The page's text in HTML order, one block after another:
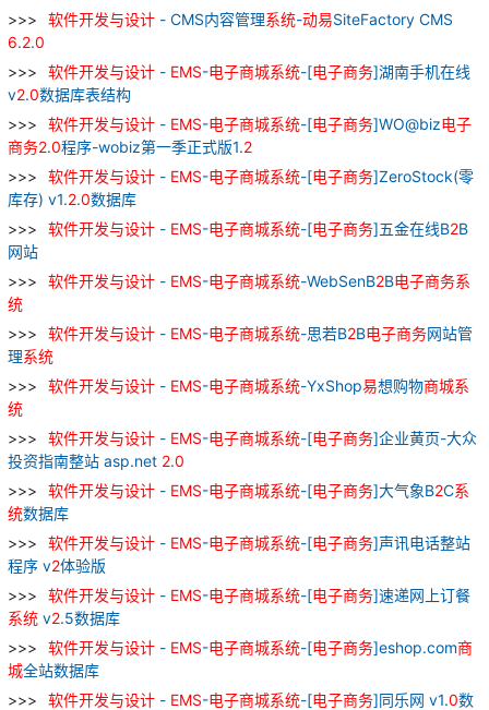
软件开发与设计 - CMS内容管理系统-动易SiteFactory CMS
6.2.0
软件开发与设计 - EMS-电子商城系统-[电子商务]湖南手机在线
v2.0数据库表结构
软件开发与设计 - EMS-电子商城系统-[电子商务]WO@biz电子
商务2.0程序-wobiz第一季正式版1.2
软件开发与设计 - EMS-电子商城系统-[电子商务]ZeroStock(零
库存) v1.2.0数据库
软件开发与设计 - EMS-电子商城系统-[电子商务]五金在线B2B
网站
软件开发与设计 - EMS-电子商城系统-WebSenB2B电子商务系
统
软件开发与设计 - EMS-电子商城系统-思若B2B电子商务网站管
理系统
软件开发与设计 - EMS-电子商城系统-YxShop易想购物商城系
统
软件开发与设计 - EMS-电子商城系统-[电子商务]企业黄页-大众
投资指南整站 asp.net 2.0
软件开发与设计 - EMS-电子商城系统-[电子商务]大气象B2C系
统数据库
软件开发与设计 - EMS-电子商城系统-[电子商务]声讯电话整站
程序 v2体验版
软件开发与设计 - EMS-电子商城系统-[电子商务]速递网上订餐
系统 v2.5数据库
软件开发与设计 - EMS-电子商城系统-[电子商务]eshop.com商
城全站数据库
软件开发与设计 - EMS-电子商城系统-[电子商务]同乐网 v1.0数